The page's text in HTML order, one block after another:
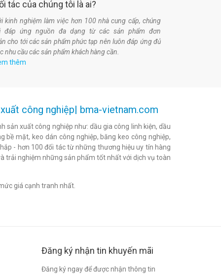
tác của chúng tôi là ai?
kinh nghiệm làm việc hơn 100 nhà cung cấp, chúng
đáp ứng nguồn đa dạng từ các sản phẩm đơn
cho tới các sản phẩm phức tạp nên luôn đáp ứng đủ
nhu cầu các sản phẩm khách hàng cần.
thêm
công nghiệp| bma-vietnam.com
sản xuất công nghiệp như: dầu gia công linh kiện, dầu
mặt, keo dán công nghiệp, băng keo công nghiệp,
- hơn 100 đối tác từ những thương hiệu uy tín hàng
trải nghiệm những sản phẩm tốt nhất với dịch vụ toàn
giá cạnh tranh nhất.
Đăng ký nhận tin khuyến mãi
Đăng ký ngay để được nhận thông tin